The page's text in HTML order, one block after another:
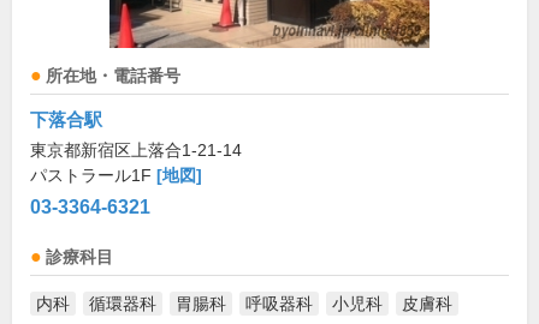
所在地・電話番号
下落合駅
東京都新宿区上落合1-21-14
パストラール1F [地図]
03-3364-6321
診療科目
内科 循環器科 胃腸科 呼吸器科 小児科 皮膚科